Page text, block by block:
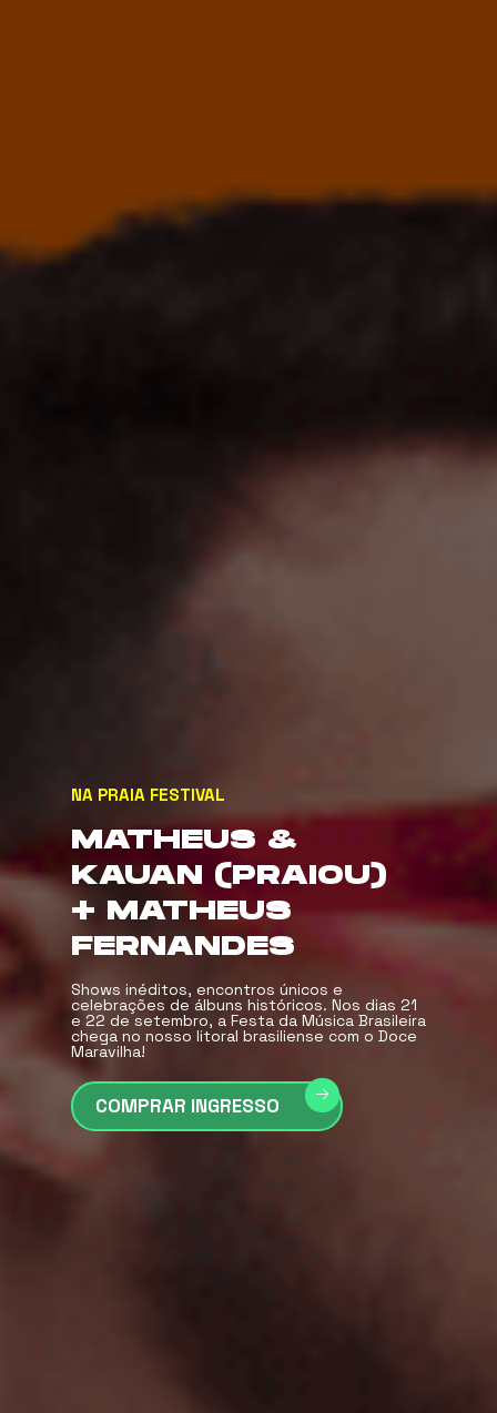
NA PRAIA FESTIVAL
MATHEUS &
KAUAN (PRAIOU)
+ MATHEUS
FERNANDES
Shows inéditos, encontros únicos e
celebrações de álbuns históricos. Nos dias 21
e 22 de setembro, a Festa da Música Brasileira
chega no nosso litoral brasiliense com o Doce
Maravilha!
COMPRAR INGRESSO